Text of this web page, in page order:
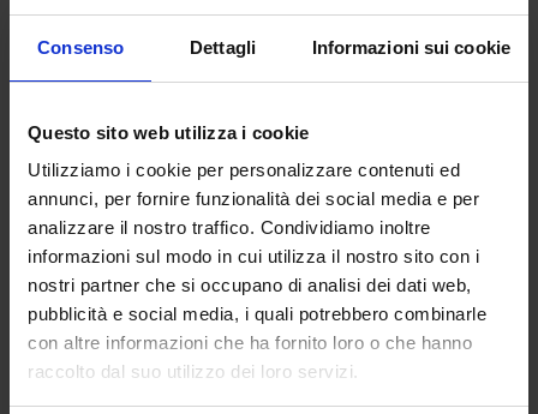
Consenso Dettagli Informazioni sui cookie
Questo sito web utilizza i cookie
Utilizziamo i cookie per personalizzare contenuti ed
annunci, per fornire funzionalità dei social media e per
analizzare il nostro traffico. Condividiamo inoltre
informazioni sul modo in cui utilizza il nostro sito con i
nostri partner che si occupano di analisi dei dati web,
pubblicità e social media, i quali potrebbero combinarle
con altre informazioni che ha fornito loro o che hanno
raccolto dal suo utilizzo dei loro servizi.
5. Modalità del trattamento e
sicurezza
I dati sono trattati con strumenti elettronici e, quando
necessario, in forma cartacea, secondo principi di liceità,
correttezza, trasparenza, minimizzazione e riservatezza.
Chartesia adotta misure tecniche e organizzative adeguate
a proteggere i dati da perdita, distruzione, accesso non
autorizzato, alterazione o utilizzo illecito.